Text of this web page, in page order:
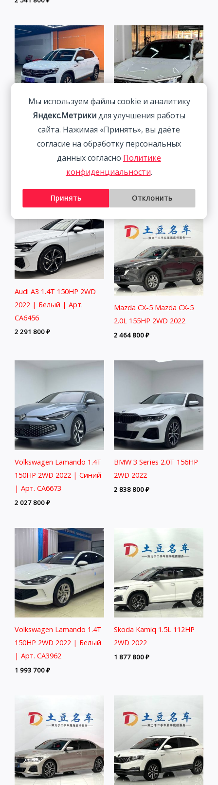
Volkswagen Tanyue 280TSI
Luxury Intelligent
Audi A3 1.4T 150HP 2WD
2022 | Белый | Арт.
CA4282
Audi A3 1.4T 150HP 2WD
2022 | Белый | Арт.
CA6456
2 291 800₽
Mazda CX-5 Mazda CX-5
2.0L 155HP 2WD 2022
2 464 800₽
Volkswagen Lamando 1.4T
150HP 2WD 2022 | Синий
| Арт. CA6673
2 027 800₽
BMW 3 Series 2.0T 156HP
2WD 2022
2 838 800₽
Volkswagen Lamando 1.4T
150HP 2WD 2022 | Белый
| Арт. CA3962
1 993 700₽
Skoda Kamiq 1.5L 112HP
2WD 2022
1 877 800₽
Мы используем файлы cookie и аналитику
Яндекс.Метрикидля улучшения работы
сайта. Нажимая «Принять», вы даёте
согласие на обработку персональных
данных согласно Политике
конфиденциальности.
Принять Отклонить